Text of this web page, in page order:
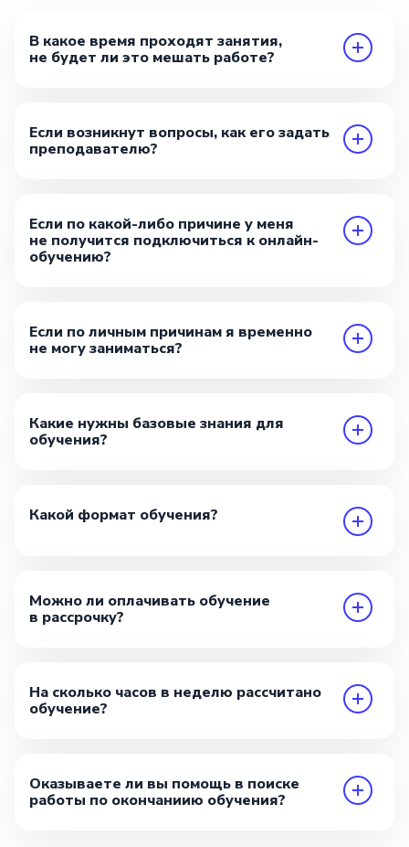
В какое время проходят занятия,
не будет ли это мешать работе?
Если возникнут вопросы, как его задать
преподавателю?
Если по какой-либо причине у меня
не получится подключиться к онлайн-
обучению?
Если по личным причинам я временно
не могу заниматься?
Какие нужны базовые знания для
обучения?
Какой формат обучения?
Можно ли оплачивать обучение
в рассрочку?
На сколько часов в неделю рассчитано
обучение?
Оказываете ли вы помощь в поиске
работы по окончаниию обучения?